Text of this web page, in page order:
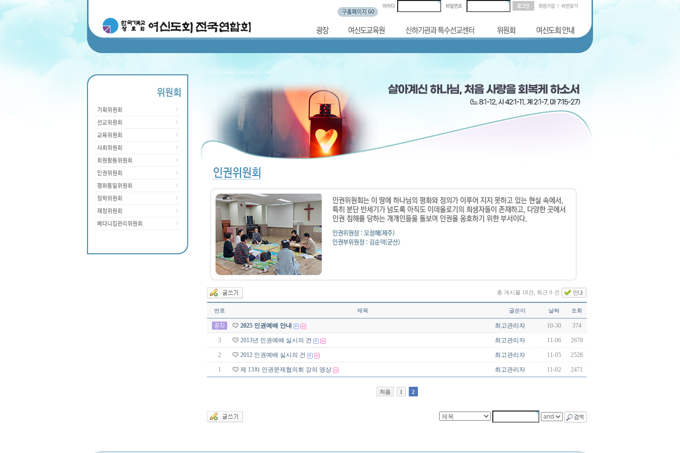
총 게시물 18건, 최근 0 건
번호 제목 글쓴이 날짜 조회
2025 인권예배 안내 최고관리자 10-30 374
3 2013년 인권예배 실시의 건 최고관리자 11-06 2670
2 2012 인권예배 실시의 건 최고관리자 11-05 2528
1 제 13차 인권문제협의회 강의 영상 최고관리자 11-02 2471
처음 1 2